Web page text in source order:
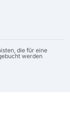
die für eine
werden